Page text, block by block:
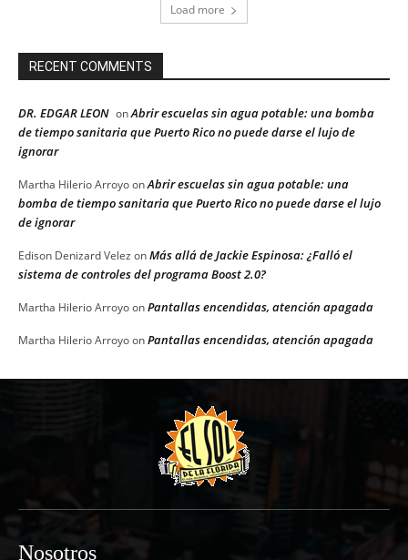
Load more
RECENT COMMENTS
DR. EDGAR LEON onAbrir escuelas sin agua potable: una bomba
de tiempo sanitaria que Puerto Rico no puede darse el lujo de
ignorar
Martha Hilerio ArroyoonAbrir escuelas sin agua potable: una
bomba de tiempo sanitaria que Puerto Rico no puede darse el lujo
de ignorar
Edison Denizard Velez onMás allá de Jackie Espinosa: ¿Falló el
sistema de controles del programa Boost 2.0?
Martha Hilerio ArroyoonPantallas encendidas, atención apagada
Martha Hilerio ArroyoonPantallas encendidas, atención apagada
Nosotros